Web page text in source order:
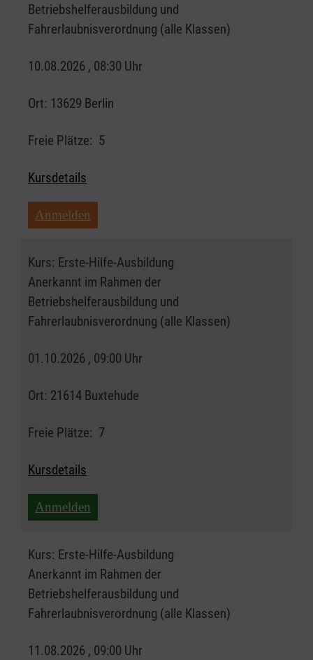
Betriebshelferausbildung und
Fahrerlaubnisverordnung (alle Klassen)
10.08.2026 , 08:30 Uhr
Ort: 13629 Berlin
Freie Plätze: 5
Kursdetails
Anmelden
Kurs: Erste-Hilfe-Ausbildung
Anerkannt im Rahmen der
Betriebshelferausbildung und
Fahrerlaubnisverordnung (alle Klassen)
01.10.2026 , 09:00 Uhr
Ort: 21614 Buxtehude
Freie Plätze: 7
Kursdetails
Anmelden
Kurs: Erste-Hilfe-Ausbildung
Anerkannt im Rahmen der
Betriebshelferausbildung und
Fahrerlaubnisverordnung (alle Klassen)
11.08.2026 , 09:00 Uhr